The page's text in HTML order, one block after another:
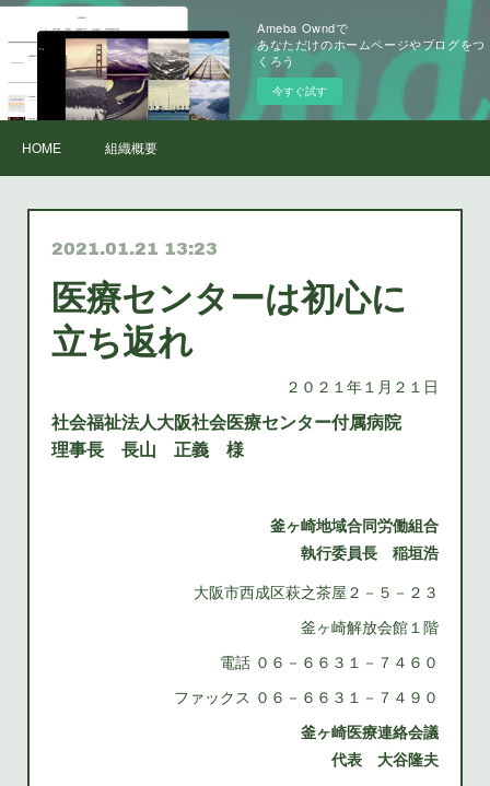
Ameba Owndで
あなただけのホームページやブログをつ
くろう
今すぐ試す
HOME 組織概要
2021.01.21 13:23
医療センターは初心に
立ち返れ
２０２１年１月２１日
社会福祉法人大阪社会医療センター付属病院
理事長 長山 正義 様
釜ヶ崎地域合同労働組合
執行委員長 稲垣浩
大阪市西成区萩之茶屋２－５－２３
釜ヶ崎解放会館１階
電話 ０６－６６３１－７４６０
ファックス ０６－６６３１－７４９０
釜ヶ崎医療連絡会議
代表 大谷隆夫